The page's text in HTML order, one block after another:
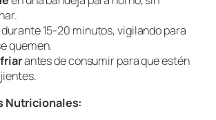
durante 15-20 minutos, vigilando para
quemen.
antes de consumir para que estén
Nutricionales: